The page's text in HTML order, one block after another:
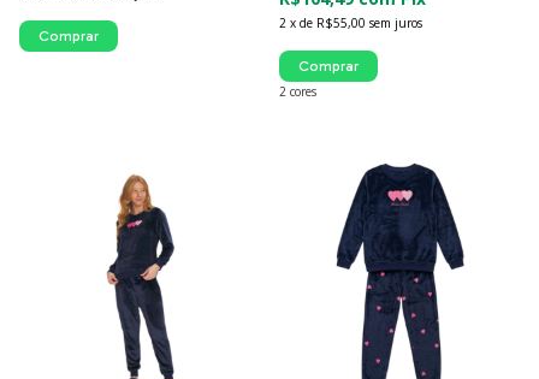
Comprar
2 x de R$55,00 sem juros
2 cores
Comprar